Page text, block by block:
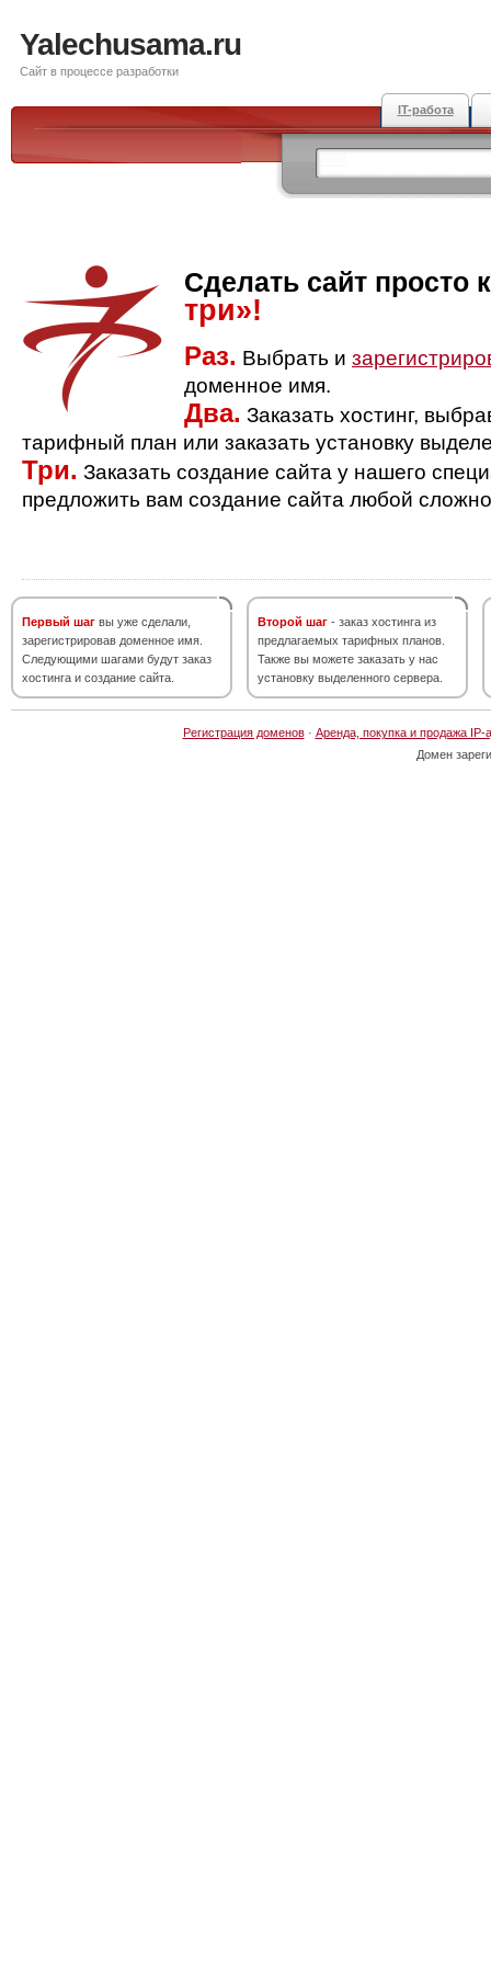
Yalechusama.ru
Сайт в процессе разработки
IT-работа
Сделать сайт просто
три»!
Раз. Выбрать и
доменное имя.
Два. Заказать хостинг,
тарифный план или заказать установку
Три. Заказать создание сайта у нашего
предложить вам создание сайта любой
Первый шаг вы уже сделали,
зарегистрировав доменное имя.
Следующими шагами будут заказ
хостинга и создание сайта.
Второй шаг - заказ хостинга из
предлагаемых тарифных планов.
Также вы можете заказать у нас
установку выделенного сервера.
Регистрация доменов· Аренда, покупка и продажа IP-
Домен